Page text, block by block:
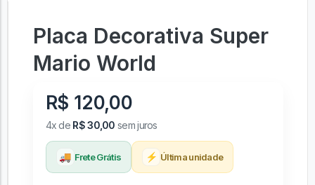
Placa Decorativa Super
Mario World
R$ 120,00
4x de R$ 30,00 sem juros
🚚 Frete Grátis ⚡ Última unidade